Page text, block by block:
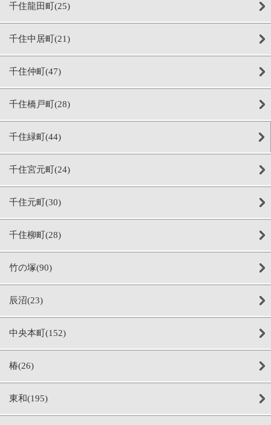
千住龍田町(25)
千住中居町(21)
千住仲町(47)
千住橋戸町(28)
千住緑町(44)
千住宮元町(24)
千住元町(30)
千住柳町(28)
竹の塚(90)
辰沼(23)
中央本町(152)
椿(26)
東和(195)